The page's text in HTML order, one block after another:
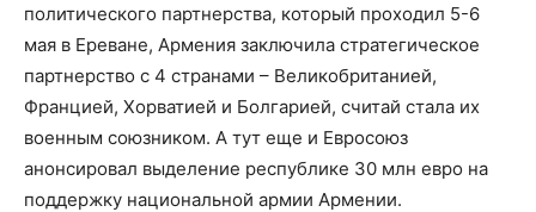
политического партнерства, который проходил 5-6
мая в Ереване, Армения заключила стратегическое
партнерство с 4 странами – Великобританией,
Францией, Хорватией и Болгарией, считай стала их
военным союзником. А тут еще и Евросоюз
анонсировал выделение республике 30 млн евро на
поддержку национальной армии Армении.